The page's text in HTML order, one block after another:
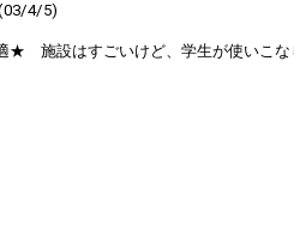
4/5)
★ 施設はすごいけど、学生が使いこ